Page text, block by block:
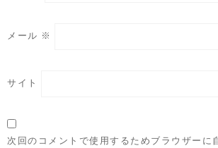
メール ※
サイト
次回のコメントで使用するためブラウザーに